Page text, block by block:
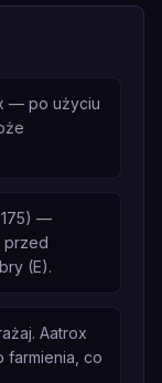
— po użyciu
175) —
przed
(E).
Aatrox
farmienia, co